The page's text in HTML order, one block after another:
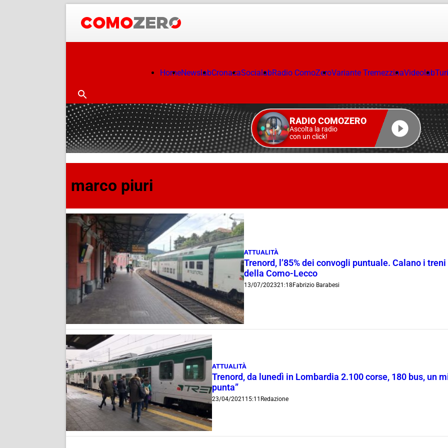
HomeNewslabCronacaSocialabRadio ComoZeroVariante TremezzinaVideolab
RADIO COMOZERO
Ascolta la radio
con un click!
marco piuri
ATTUALITÀ
Trenord, l’85% dei convogli puntuale. Calano i
della Como-Lecco
13/07/202321:18Fabrizio Barabesi
ATTUALITÀ
Trenord, da lunedì in Lombardia 2.100 corse, 180 bus, un
punta”
23/04/2021 15:11 Redazione